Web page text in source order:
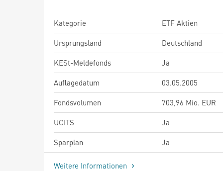
Kategorie
ETF Aktien
Ursprungsland
Deutschland
KESt-Meldefonds
Ja
Auflagedatum
03.05.2005
Fondsvolumen
703,96 Mio. EUR
UCITS
Ja
Sparplan
Ja
Weitere Informationen